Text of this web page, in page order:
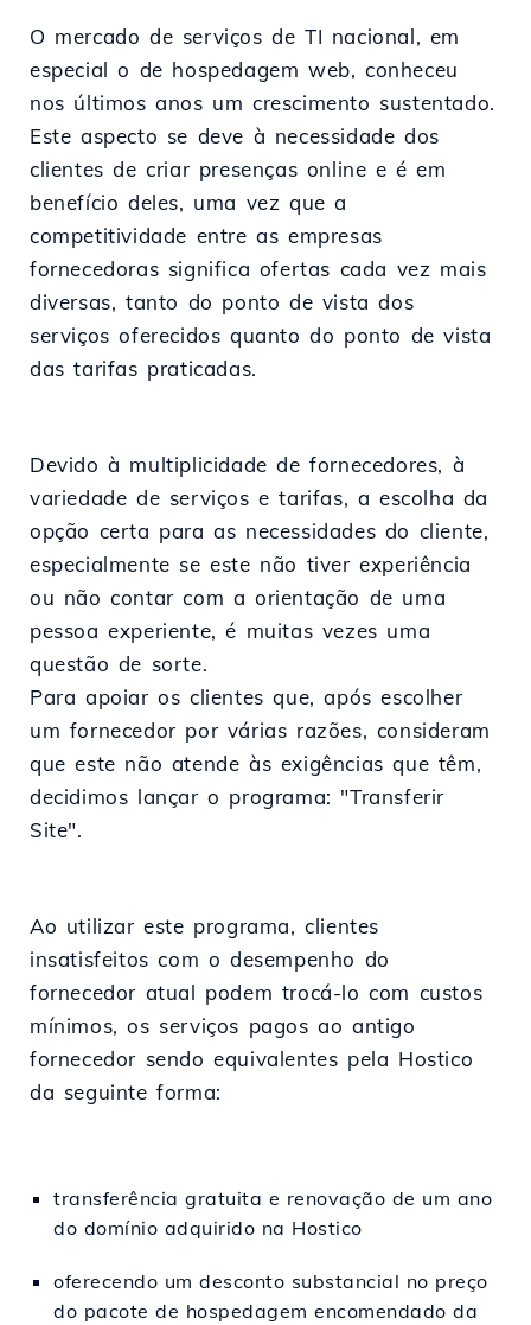
O mercado de serviços de TI nacional, em
especial o de hospedagem web, conheceu
nos últimos anos um crescimento sustentado.
Este aspecto se deve à necessidade dos
clientes de criar presenças online e é em
benefício deles, uma vez que a
competitividade entre as empresas
fornecedoras significa ofertas cada vez mais
diversas, tanto do ponto de vista dos
serviços oferecidos quanto do ponto de vista
das tarifas praticadas.
Devido à multiplicidade de fornecedores, à
variedade de serviços e tarifas, a escolha da
opção certa para as necessidades do cliente,
especialmente se este não tiver experiência
ou não contar com a orientação de uma
pessoa experiente, é muitas vezes uma
questão de sorte.
Para apoiar os clientes que, após escolher
um fornecedor por várias razões, consideram
que este não atende às exigências que têm,
decidimos lançar o programa: "Transferir
Site".
Ao utilizar este programa, clientes
insatisfeitos com o desempenho do
fornecedor atual podem trocá-lo com custos
mínimos, os serviços pagos ao antigo
fornecedor sendo equivalentes pela Hostico
da seguinte forma:
transferência gratuita e renovação de um ano
do domínio adquirido na Hostico
oferecendo um desconto substancial no preço
do pacote de hospedagem encomendado da